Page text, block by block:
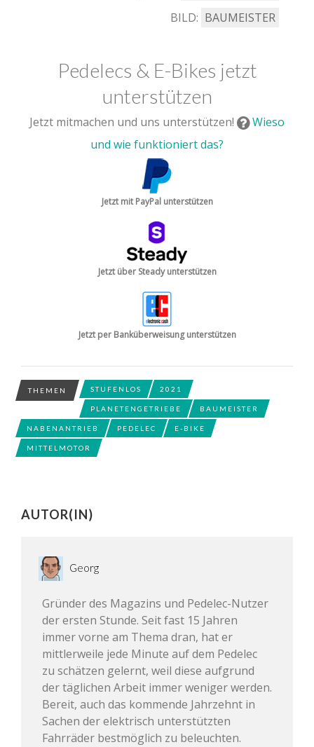
BILD: BAUMEISTER
Pedelecs & E-Bikes jetzt
unterstützen
Jetzt mitmachen und uns unterstützen!
Wieso
und wie funktioniert das?
Jetzt mit PayPal unterstützen
Jetzt über Steady unterstützen
Jetzt per Banküberweisung unterstützen
THEMEN STUFENLOS 2021
PLANETENGETRIEBE BAUMEISTER
NABENANTRIEB PEDELEC E-BIKE
MITTELMOTOR
AUTOR(IN)
Georg
Gründer des Magazins und Pedelec-Nutzer
der ersten Stunde. Seit fast 15 Jahren
immer vorne am Thema dran, hat er
mittlerweile jede Minute auf dem Pedelec
zu schätzen gelernt, weil diese aufgrund
der täglichen Arbeit immer weniger werden.
Bereit, auch das kommende Jahrzehnt in
Sachen der elektrisch unterstützten
Fahrräder bestmöglich zu beleuchten.